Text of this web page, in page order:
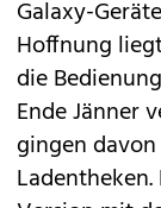
Galaxy-
Hoffnung
die
Ende Jänner
gingen